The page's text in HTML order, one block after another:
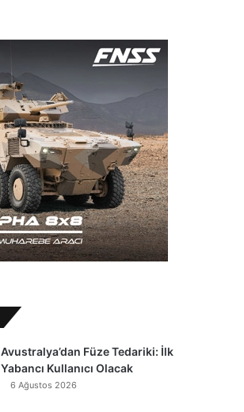
Avustralya’dan Füze Tedariki: İlk
Yabancı Kullanıcı Olacak
6 Ağustos 2026